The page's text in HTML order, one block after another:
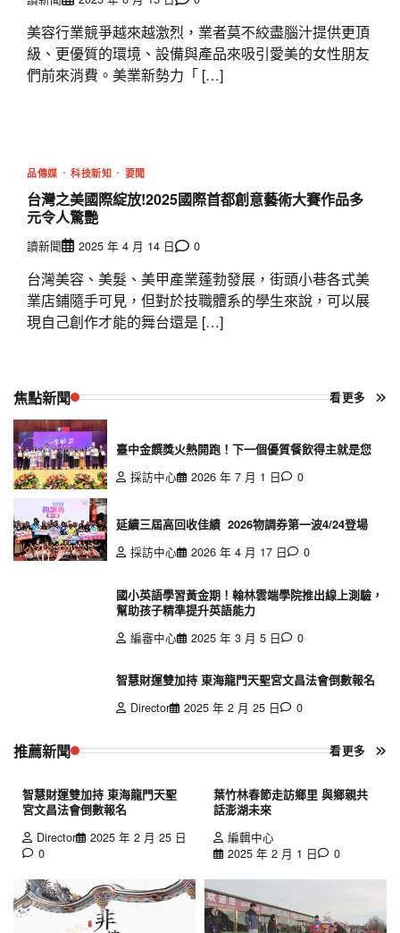
美容行業競爭越來越激烈，業者莫不絞盡腦汁提供更頂
級、更優質的環境、設備與產品來吸引愛美的女性朋友
們前來消費。美業新勢力「 […]
品傳媒 科技新知 要聞
台灣之美國際綻放!2025國際首都創意藝術大賽作品多
元令人驚艷
讀新聞 2025 年 4 月 14 日 0
台灣美容、美髮、美甲產業蓬勃發展，街頭小巷各式美
業店鋪隨手可見，但對於技職體系的學生來說，可以展
現自己創作才能的舞台還是 […]
焦點新聞 看更多
臺中金饌獎火熱開跑！下一個優質餐飲得主就是您
採訪中心
2026 年 7 月 1 日 0
延續三屆高回收佳績 2026物調券第一波4/24登場
採訪中心
2026 年 4 月 17 日 0
國小英語學習黃金期！翰林雲端學院推出線上測驗，
幫助孩子精準提升英語能力
編審中心
2025 年 3 月 5 日 0
智慧財運雙加持 東海龍門天聖宮文昌法會倒數報名
Director
2025 年 2 月 25 日 0
推薦新聞 看更多
智慧財運雙加持 東海龍門天聖
宮文昌法會倒數報名
Director
2025 年 2 月 25 日
0
葉竹林春節走訪鄉里 與鄉親共
話澎湖未來
編輯中心
2025 年 2 月 1 日
0